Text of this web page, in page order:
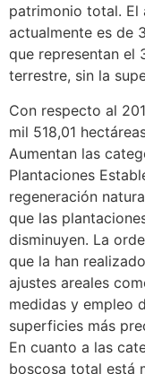
patrimonio total. El
actualmente es de
que representan el
terrestre, sin la
Con respecto al
mil 518,01
Aumentan las
Plantaciones
regeneración
que las
disminuyen. La
que la han
ajustes areales
medidas y empleo
superficies más
En cuanto a las
boscosa total está